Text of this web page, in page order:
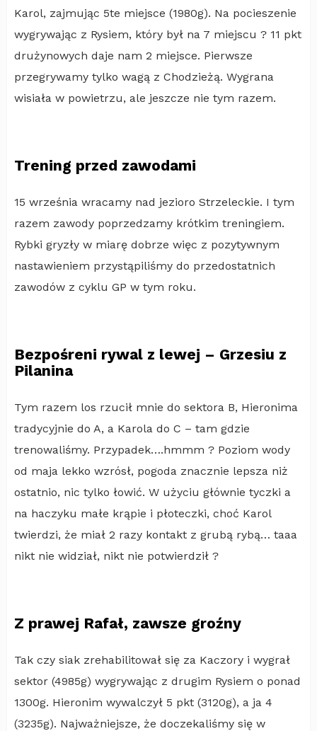
Karol, zajmując 5te miejsce (1980g). Na pocieszenie
wygrywając z Rysiem, który był na 7 miejscu ? 11 pkt
drużynowych daje nam 2 miejsce. Pierwsze
przegrywamy tylko wagą z Chodzieżą. Wygrana
wisiała w powietrzu, ale jeszcze nie tym razem.
Trening przed zawodami
15 września wracamy nad jezioro Strzeleckie. I tym
razem zawody poprzedzamy krótkim treningiem.
Rybki gryzły w miarę dobrze więc z pozytywnym
nastawieniem przystąpiliśmy do przedostatnich
zawodów z cyklu GP w tym roku.
Bezpośreni rywal z lewej – Grzesiu z
Pilanina
Tym razem los rzucił mnie do sektora B, Hieronima
tradycyjnie do A, a Karola do C – tam gdzie
trenowaliśmy. Przypadek….hmmm ? Poziom wody
od maja lekko wzrósł, pogoda znacznie lepsza niż
ostatnio, nic tylko łowić. W użyciu głównie tyczki a
na haczyku małe krąpie i płoteczki, choć Karol
twierdzi, że miał 2 razy kontakt z grubą rybą… taaa
nikt nie widział, nikt nie potwierdził ?
Z prawej Rafał, zawsze groźny
Tak czy siak zrehabilitował się za Kaczory i wygrał
sektor (4985g) wygrywając z drugim Rysiem o ponad
1300g. Hieronim wywalczył 5 pkt (3120g), a ja 4
(3235g). Najważniejsze, że doczekaliśmy się w